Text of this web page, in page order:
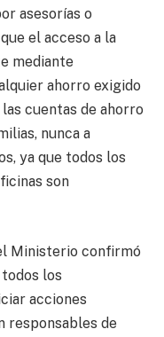
asesorías o
el acceso a la
mediante
ahorro exigido
cuentas de ahorro
nunca a
ya que todos los
son
Ministerio confirmó
los
acciones
responsables de